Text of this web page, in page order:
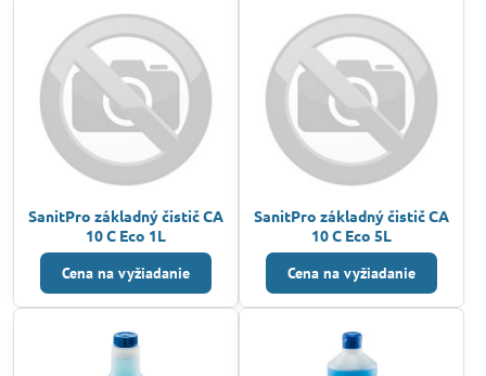
SanitPro základný čistič CA
10 C Eco 1L
Cena na vyžiadanie
SanitPro základný čistič CA
10 C Eco 5L
Cena na vyžiadanie